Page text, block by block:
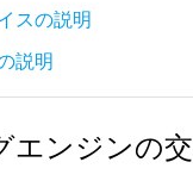
mV
mV
スの説明
説明
エンジンの